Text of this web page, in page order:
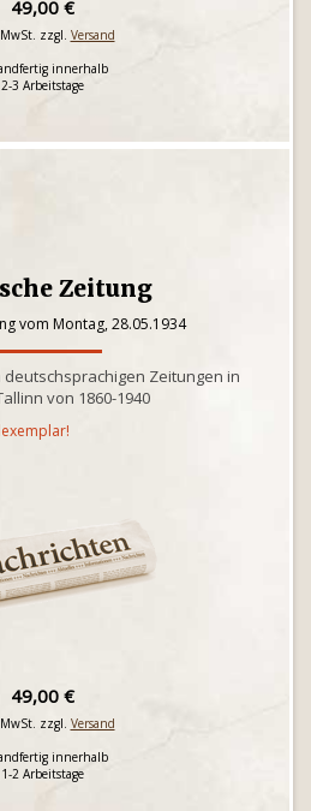
49,00 €
zzgl. Versand
innerhalb
2-3 Arbeitstage
Zeitung
vom Montag, 28.05.1934
Zeitungen in
von 1860-1940
49,00 €
zzgl. Versand
innerhalb
1-2 Arbeitstage